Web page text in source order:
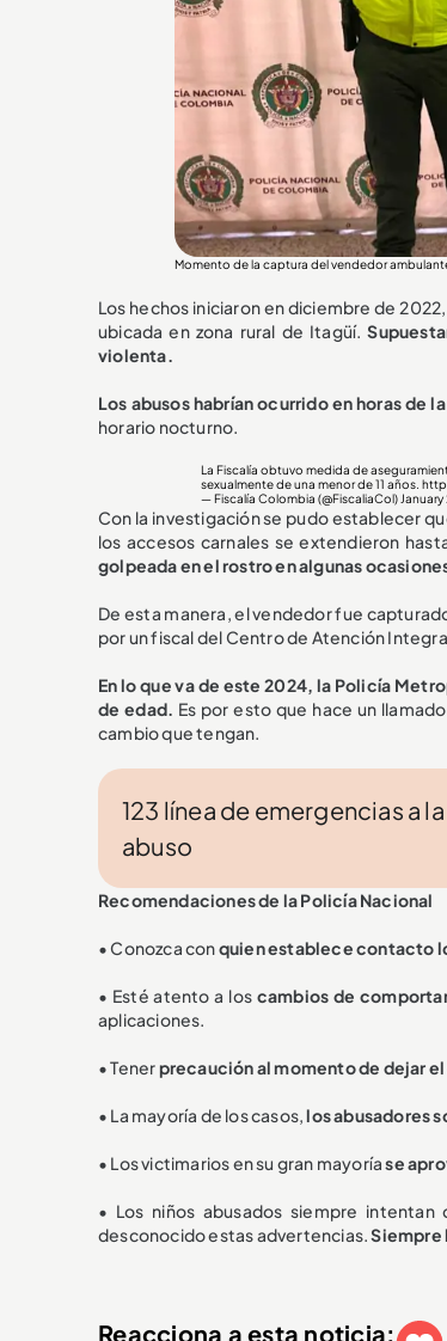
Momento de la captura del vendedor
Los hechos iniciaron en diciembre de
ubicada en zona rural de Itagüí.
violenta.
Los abusos habrían ocurrido en horas de
horario nocturno.
La Fiscalía obtuvo medida de
sexualmente de una menor de 11 años.
— Fiscalía Colombia (@FiscaliaCol)
Con la investigación se pudo establecer
los accesos carnales se extendieron
golpeada en el rostro en algunas
De esta manera, el vendedor fue
por un fiscal del Centro de Atención
En lo que va de este 2024, la Policía
de edad. Es por esto que hace un
cambio que tengan.
123 línea de emergencias a
abuso
Recomendaciones de la Policía Nacional
• Conozca conquien establece contacto
• Esté atento a los cambios de
aplicaciones.
• Tenerprecaución al momento de dejar
• La mayoría de los casos,los abusadores
• Los victimarios en su gran mayoríase
• Los niños abusados siempre
desconocido estas advertencias.Siempre
Reacciona a esta noticia: